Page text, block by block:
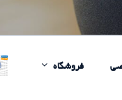
فروشگاه